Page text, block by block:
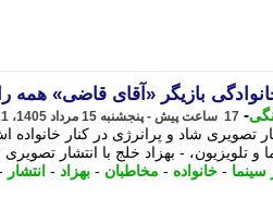
بازیگر «آقای قاضی» همه را
- 17 ساعت پیش - پنجشنبه 15 مرداد 1405، 09:11
تصویری شاد و پرانرژی در کنار
و تلویزیون، - بهزاد خلج با انتشار
سینما - خانواده - مخاطبان - بهزاد - انتشار